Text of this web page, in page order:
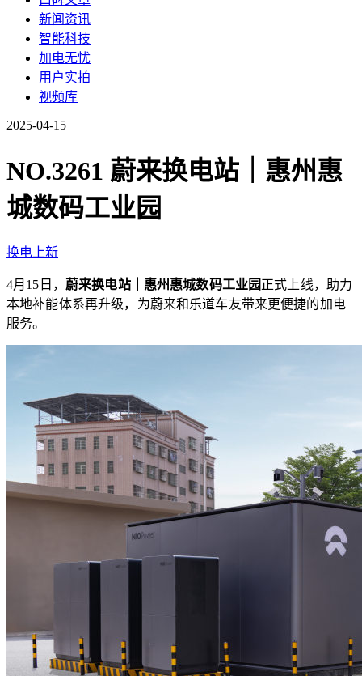
新闻资讯
智能科技
加电无忧
用户实拍
视频库
2025-04-15
NO.3261 蔚来换电站｜惠州惠
城数码工业园
换电上新
4月15日， 蔚来换电站｜惠州惠城数码工业园正式上线，助力
本地补能体系再升级，为蔚来和乐道车友带来更便捷的加电
服务。